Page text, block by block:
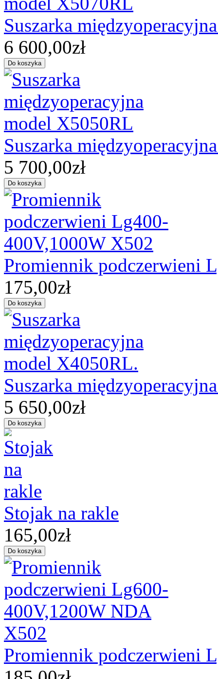
Suszarka
6 600,00zł
Suszarka
5 700,00zł
Promiennik podczerwieni
175,00zł
Suszarka
5 650,00zł
Stojak na rakle
165,00zł
Promiennik podczerwieni